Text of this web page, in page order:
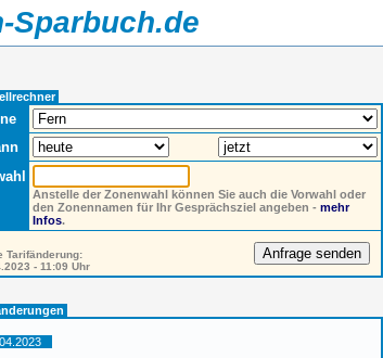
Sparbuch.de
Anstelle der Zonenwahl können Sie auch die Vorwahl oder
den Zonennamen für Ihr Gesprächsziel angeben - mehr
Infos.
Tarifänderung:
- 11:09 Uhr